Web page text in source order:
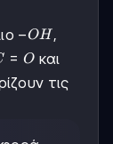
-
OH
−OH ,
= O και
τις